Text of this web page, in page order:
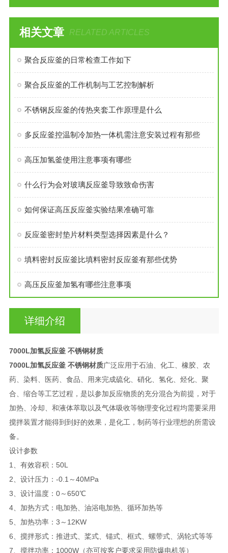
相关文章 RELATED ARTICLES
聚合反应釜的日常检查工作如下
聚合反应釜的工作机制与工艺控制解析
不锈钢反应釜的传热夹套工作原理是什么
多反应釜控温制冷加热一体机需注意安装过程有那些
高压加氢釜使用注意事项有哪些
什么行为会对玻璃反应釜导致致命伤害
如何保证高压反应釜实验结果准确可靠
反应釜密封垫片材料类型选择因素是什么？
填料密封反应釜比填料密封反应釜有那些优势
高压反应釜加氢有哪些注意事项
详细介绍
7000L加氢反应釜 不锈钢材质
7000L加氢反应釜 不锈钢材质广泛应用于石油、化工、橡胶、农
药、染料、医药、食品、用来完成硫化、硝化、氢化、烃化、聚
合、缩合等工艺过程，是以参加反应物质的充分混合为前提，对于
加热、冷却、和液体萃取以及气体吸收等物理变化过程均需要采用
搅拌装置才能得到到好的效果，是化工，制药等行业理想的所需设
备。
设计参数
1、有效容积：50L
2、设计压力：-0.1～40MPa
3、设计温度：0～650℃
4、加热方式：电加热、油浴电加热、循环加热等
5、加热功率：3～12KW
6、搅拌形式：推进式、桨式、锚式、框式、螺带式、涡轮式等等
7、搅拌功率：1000W（亦可按客户要求采用防爆电机等）